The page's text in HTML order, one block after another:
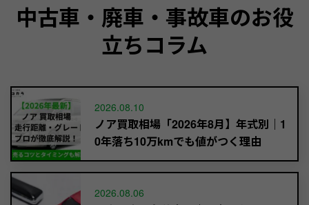
中古車・廃車・事故車のお役
立ちコラム
2026.08.10
ノア買取相場「2026年8月】年式別｜1
0年落ち10万kmでも値がつく理由
2026.08.06